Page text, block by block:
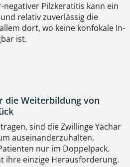
Pilzkeratitis kann ein
relativ zuverlässig die
dort, wo keine konfokale In-
ist.
die Weiterbildung von
sind die Zwillinge Yachar
auseinanderzuhalten.
nur im Doppelpack.
ihre einzige Herausforderung.